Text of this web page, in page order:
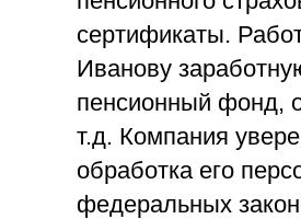
сертификаты.
Иванову
пенсионный фонд,
т.д. Компания
обработка его
федеральных